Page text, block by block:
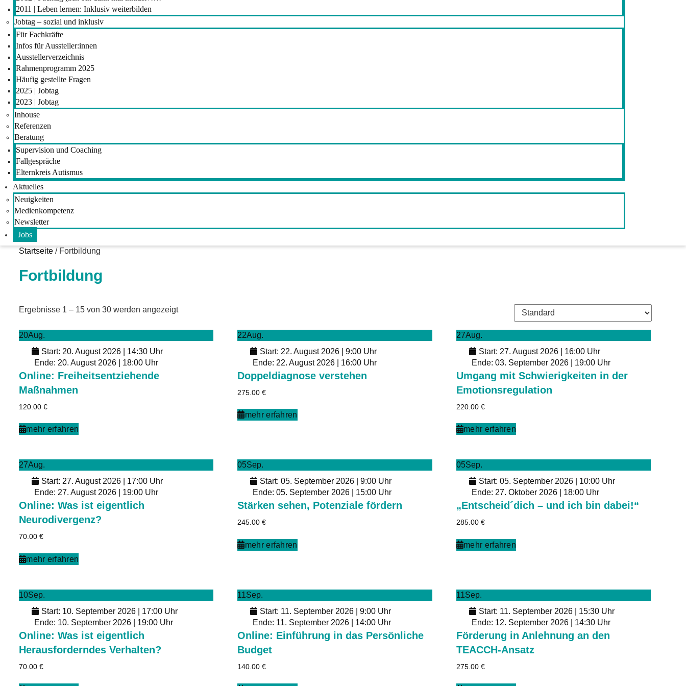
2011 | Leben lernen: Inklusiv weiterbilden
Jobtag – sozial und inklusiv
Für Fachkräfte
Infos für Aussteller:innen
Ausstellerverzeichnis
Rahmenprogramm 2025
Häufig gestellte Fragen
2025 | Jobtag
2023 | Jobtag
Inhouse
Referenzen
Beratung
Supervision und Coaching
Fallgespräche
Elternkreis Autismus
Aktuelles
Neuigkeiten
Medienkompetenz
Newsletter
Jobs
Startseite / Fortbildung
Fortbildung
Ergebnisse 1 – 15 von 30 werden angezeigt
20Aug.
Start: 20. August 2026 | 14:30 Uhr
Ende: 20. August 2026 | 18:00 Uhr
Online: Freiheitsentziehende
Maßnahmen
120.00 €
mehr erfahren
22Aug.
Start: 22. August 2026 | 9:00 Uhr
Ende: 22. August 2026 | 16:00 Uhr
Doppeldiagnose verstehen
275.00€
mehr erfahren
27Aug.
Start: 27. August 2026 | 16:00 Uhr
Ende: 03. September 2026 | 19:00 Uhr
Umgang mit Schwierigkeiten in der
Emotionsregulation
220.00 €
mehr erfahren
27Aug.
Start: 27. August 2026 | 17:00 Uhr
Ende: 27. August 2026 | 19:00 Uhr
Online: Was ist eigentlich
Neurodivergenz?
70.00 €
mehr erfahren
05Sep.
Start: 05. September 2026 | 9:00 Uhr
Ende: 05. September 2026 | 15:00 Uhr
Stärken sehen, Potenziale fördern
245.00€
mehr erfahren
05Sep.
Start: 05. September 2026 | 10:00 Uhr
Ende: 27. Oktober 2026 | 18:00 Uhr
„Entscheid´dich – und ich bin dabei!“
285.00 €
mehr erfahren
10Sep.
Start: 10. September 2026 | 17:00 Uhr
Ende: 10. September 2026 | 19:00 Uhr
Online: Was ist eigentlich
Herausforderndes Verhalten?
70.00 €
11Sep.
Start: 11. September 2026 | 9:00 Uhr
Ende: 11. September 2026 | 14:00 Uhr
Online: Einführung in das Persönliche
Budget
140.00€
11Sep.
Start: 11. September 2026 | 15:30 Uhr
Ende: 12. September 2026 | 14:30 Uhr
Förderung in Anlehnung an den
TEACCH-Ansatz
275.00 €